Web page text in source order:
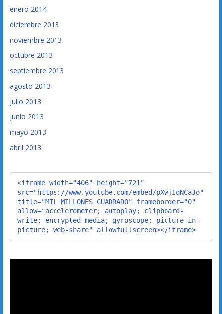
enero 2014
diciembre 2013
noviembre 2013
octubre 2013
septiembre 2013
agosto 2013
julio 2013
junio 2013
mayo 2013
abril 2013
<iframe width="406" height="721"
src="https://www.youtube.com/embed/pXwjIqNCaJo"
title="MIL MILLONES CUADRADO" frameborder="0"
allow="accelerometer; autoplay; clipboard-
write; encrypted-media; gyroscope; picture-in-
picture; web-share" allowfullscreen></iframe>